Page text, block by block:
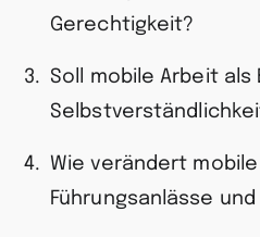
Gerechtigkeit?
Soll mobile Arbeit als
Wie verändert
Führungsanlässe